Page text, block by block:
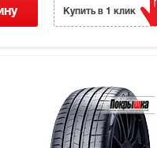
Купить в 1 клик